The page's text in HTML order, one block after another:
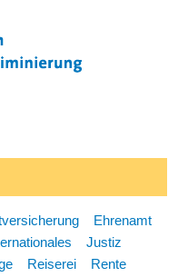
Ehrenamt
Justiz
Reiserei
Rente